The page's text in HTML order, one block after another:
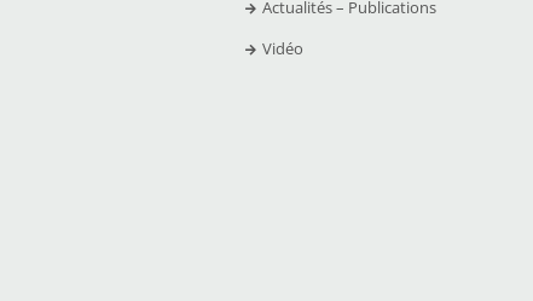
Actualités – Publications
Vidéo